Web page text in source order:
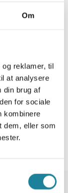
Om
reklamer, til
at analysere
din brug af
for sociale
kombinere
dem, eller som
mulighed for
fjernarbejde
Lad
med vores
moderne